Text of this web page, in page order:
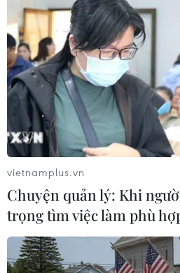
Lại xảy ra động đất
Đông Bắc Nhật Bản
11/10/2014 03:55
Cơ quan thăm dò địa chất Mỹ
xảy ra một trận động đất mạnh
thành phố Hachinohe, tỉnh
phía Đông Bắc.
vietnamplus.vn
Chuyện quản lý: Khi
trọng tìm việc làm phù